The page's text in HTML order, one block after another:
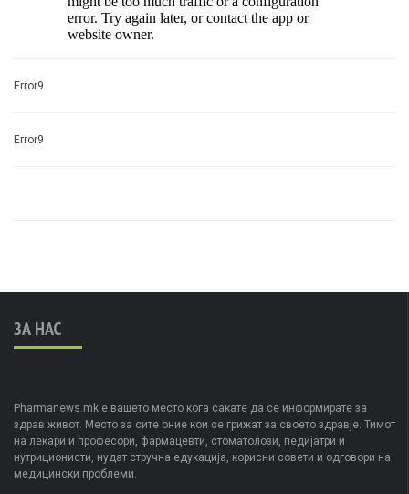
Error9
Error9
ЗА НАС
Pharmanews.mk е вашето место кога сакате да се информирате за
здрав живот. Место за сите оние кои се грижат за своето здравје. Тимот
на лекари и професори, фармацевти, стоматолози, педијатри и
нутриционисти, нудат стручна едукација, корисни совети и одговори на
медицински проблеми.